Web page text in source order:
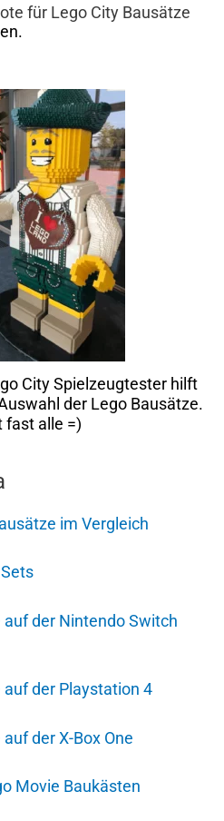
für Lego City Bausätze
City Spielzeugtester hilft
der Lego Bausätze.
fast alle =)
im Vergleich
der Nintendo Switch
auf der Playstation 4
der X-Box One
Movie Baukästen